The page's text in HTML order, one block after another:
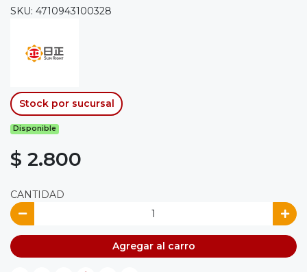
SKU: 4710943100328
Stock por sucursal
Disponible
$ 2.800
CANTIDAD
Agregar al carro